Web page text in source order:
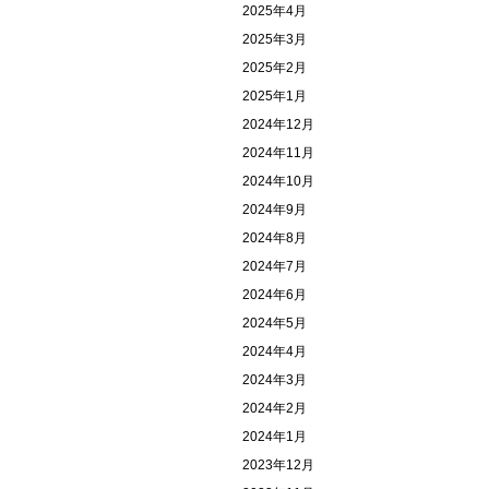
2025年4月
2025年3月
2025年2月
2025年1月
2024年12月
2024年11月
2024年10月
2024年9月
2024年8月
2024年7月
2024年6月
2024年5月
2024年4月
2024年3月
2024年2月
2024年1月
2023年12月